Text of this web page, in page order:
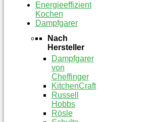
Energieeffizient
Kochen
Dampfgarer
Nach
Hersteller
Dampfgarer
von
Cheffinger
KitchenCraft
Russell
Hobbs
Rösle